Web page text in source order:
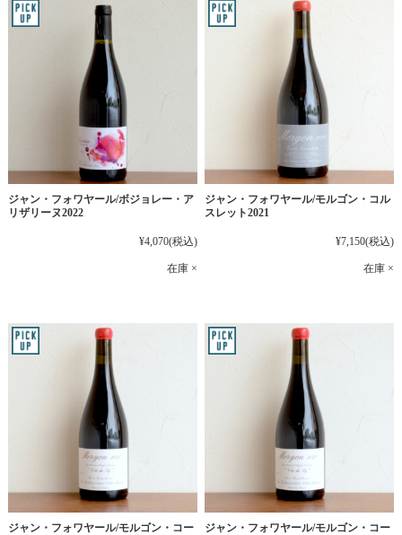
ジャン・フォワヤール/ボジョレー・ア
リザリーヌ2022
¥4,070(税込)
在庫 ×
ジャン・フォワヤール/モルゴン・コル
スレット2021
¥7,150(税込)
在庫 ×
ジャン・フォワヤール/モルゴン・コー
ジャン・フォワヤール/モルゴン・コー